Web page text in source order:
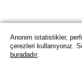
Anonim istatistikler,
çerezleri kullanıyoruz.
buradadır.